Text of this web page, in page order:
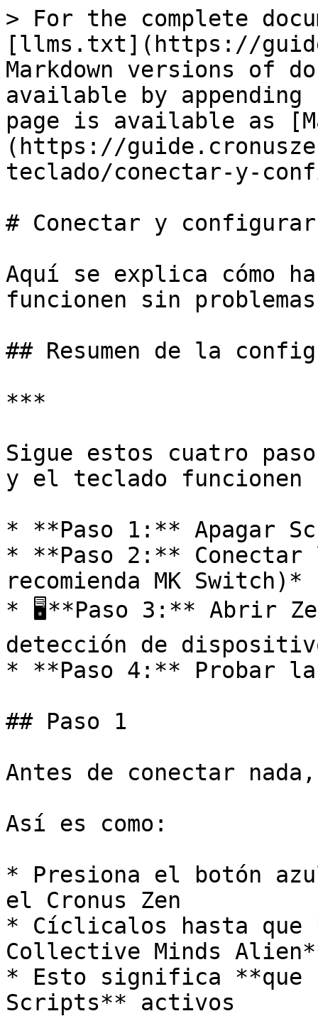
> For the complete
[llms.txt](https://
Markdown versions of
available by
page is available as
(https://
teclado/conectar-y-
# Conectar y configurar
Aquí se explica cómo
funcionen sin
## Resumen de la
***
Sigue estos cuatro
y el teclado funcionen
* **Paso 1:** Apagar
* **Paso 2:**
recomienda MK Switch)*
* 🖥**Paso 3:** Abrir
detección de
* **Paso 4:** Probar
## Paso 1
﻿Antes de conectar
Así es como:
* Presiona el botón
el Cronus Zen
* Cíclicalos hasta que
Collective Minds
* Esto significa **que
Scripts** activos